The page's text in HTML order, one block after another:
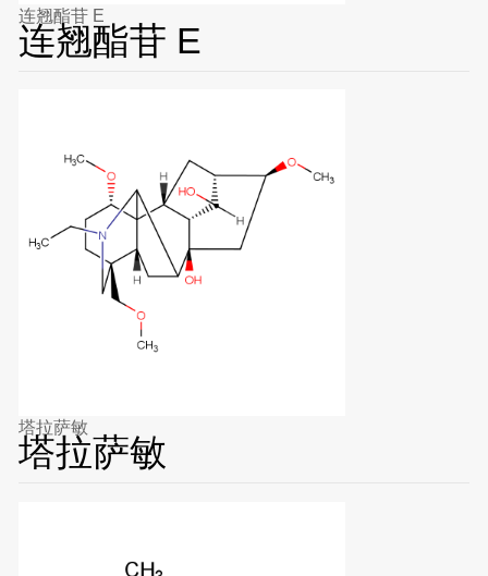
连翘酯苷 E
连翘酯苷 E
塔拉萨敏
塔拉萨敏